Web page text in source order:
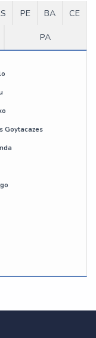
PE BA
CE
PA
Goytacazes